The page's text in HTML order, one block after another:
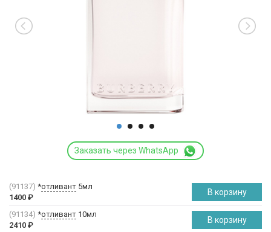
Заказать через WhatsApp
(91137) *отливант 5мл
1400 ₽
В корзину
(91134) *отливант 10мл
2410 ₽
В корзину